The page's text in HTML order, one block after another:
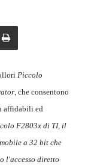
Piccolo
, che consentono
affidabili ed
F2803x di TI, il
a 32 bit che
l'accesso diretto